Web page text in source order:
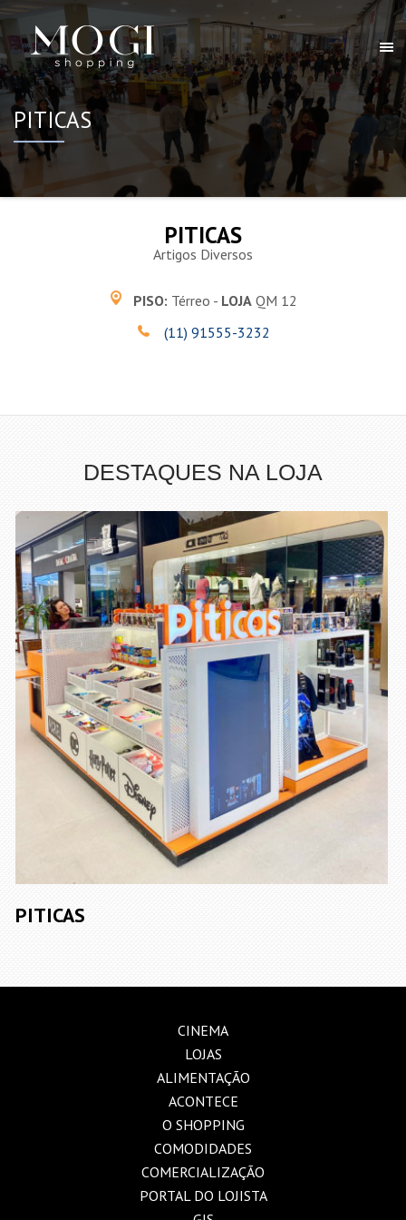
PITICAS
PITICAS
Artigos Diversos
PISO: Térreo - LOJA QM 12
(11) 91555-3232
DESTAQUES NA LOJA
PITICAS
CINEMA
LOJAS
ALIMENTAÇÃO
ACONTECE
O SHOPPING
COMODIDADES
COMERCIALIZAÇÃO
PORTAL DO LOJISTA